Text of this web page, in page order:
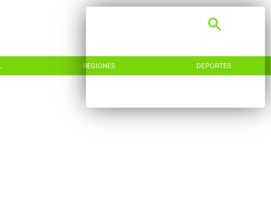
REGIONES DEPORTES